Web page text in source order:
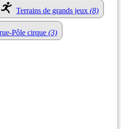
Terrains de grands jeux (8)
Pôle cirque (3)